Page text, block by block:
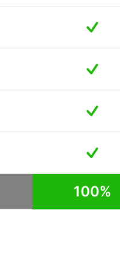
100%